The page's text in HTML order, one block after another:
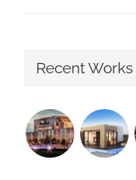
Recent Works